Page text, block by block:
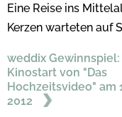
Eine Reise ins
Kerzen warteten auf
weddix Gewinnspiel:
Kinostart von "Das
Hochzeitsvideo" am
2012